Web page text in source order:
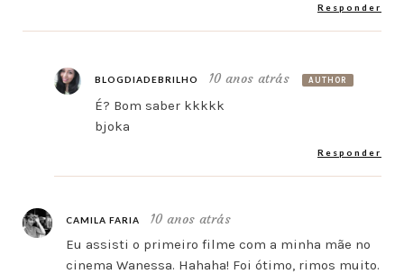
Responder
BLOGDIADEBRILHO 10 anos atrás AUTHOR
É? Bom saber kkkkk
bjoka
Responder
CAMILA FARIA
10 anos atrás
Eu assisti o primeiro filme com a minha mãe no
cinema Wanessa. Hahaha! Foi ótimo, rimos muito.